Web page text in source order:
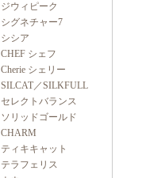
ジウィピーク
シグネチャー7
シシア
CHEF シェフ
Cherie シェリー
SILCAT／SILKFULL
セレクトバランス
ソリッドゴールド
CHARM
ティキキャット
テラフェリス